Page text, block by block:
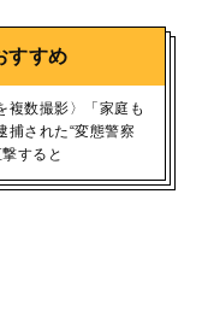
すすめ
複数撮影〉「家庭も
捕された“変態警察
すると